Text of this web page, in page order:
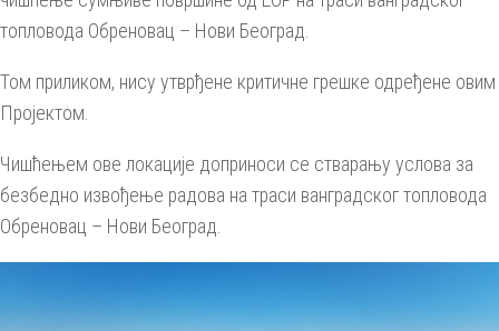
топловода Обреновац – Нови Београд.
Том приликом, нису утврђене критичне грешке одређене овим
Пројектом.
Чишћењем ове локације допринoси се стварању услова за
безбедно извођење радова на траси ванградског топловода
Обреновац – Нови Београд.